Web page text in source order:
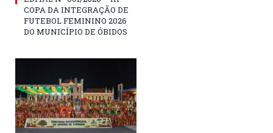
COPA DA INTEGRAÇÃO DE
FUTEBOL FEMININO 2026
DO MUNICÍPIO DE ÓBIDOS